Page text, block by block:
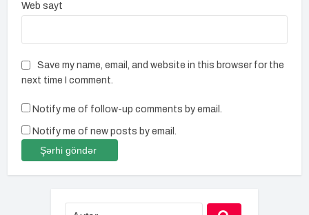
Web sayt
Save my name, email, and website in this browser for the
next time I comment.
Notify me of follow-up comments by email.
Notify me of new posts by email.